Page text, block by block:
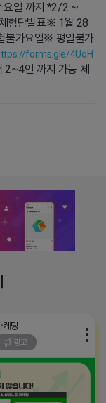
일 까지 *2/2 ~
험단발표※ 1월 28
불가요일※ 평일불가
forms.gle/4UoH
인 까지 가능 체
광고